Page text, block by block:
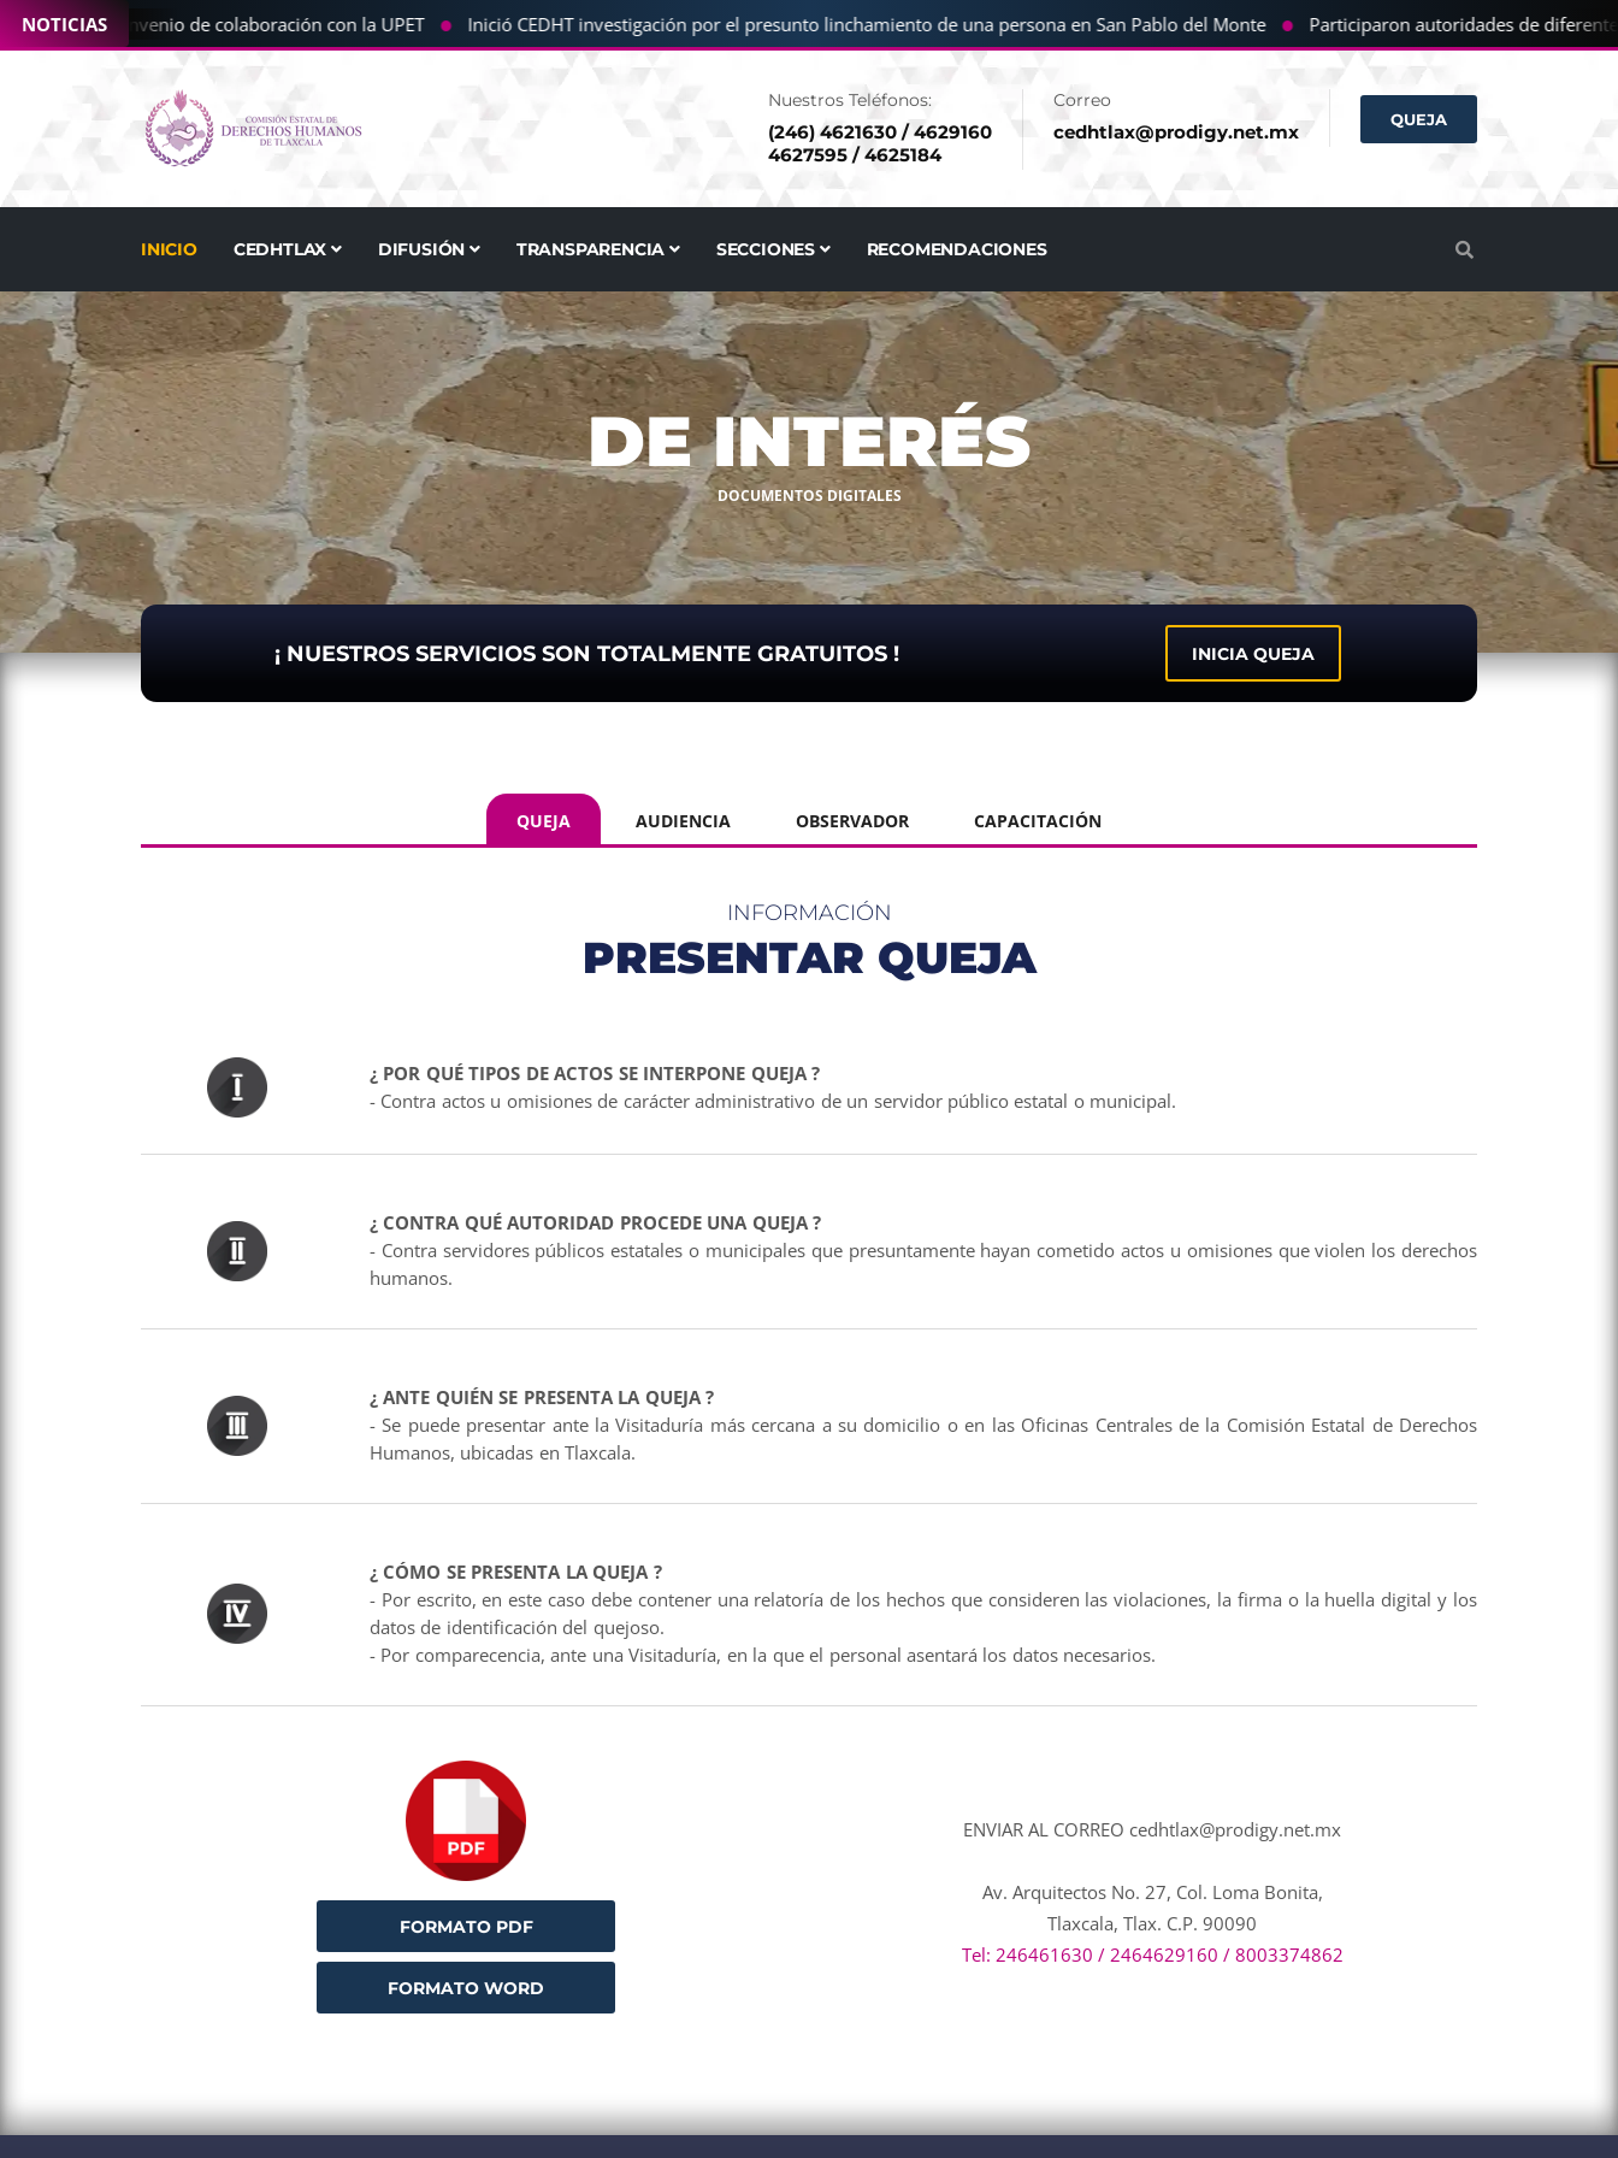
NOTICIAS
CEDHT convenio de colaboración con la UPET ● Inició CEDHT investigación por el presunto linchamiento de una persona en San Pablo del Monte ● Participaron autoridades de diferentes
Nuestros Teléfonos:
(246) 4621630 / 4629160
4627595 / 4625184
Correo
cedhtlax@prodigy.net.mx
QUEJA
INICIO CEDHTLAX DIFUSIÓN TRANSPARENCIA SECCIONES RECOMENDACIONES
DE INTERÉS
DOCUMENTOS DIGITALES
¡ NUESTROS SERVICIOS SON TOTALMENTE GRATUITOS ! INICIA QUEJA
QUEJA AUDIENCIA OBSERVADOR CAPACITACIÓN
INFORMACIÓN
PRESENTAR QUEJA
¿ POR QUÉ TIPOS DE ACTOS SE INTERPONE QUEJA ?
- Contra actos u omisiones de carácter administrativo de un servidor público estatal o municipal.
¿ CONTRA QUÉ AUTORIDAD PROCEDE UNA QUEJA ?
- Contra servidores públicos estatales o municipales que presuntamente hayan cometido actos u omisiones que violen los derechos
humanos.
¿ ANTE QUIÉN SE PRESENTA LA QUEJA ?
- Se puede presentar ante la Visitaduría más cercana a su domicilio o en las Oficinas Centrales de la Comisión Estatal de Derechos
Humanos, ubicadas en Tlaxcala.
¿ CÓMO SE PRESENTA LA QUEJA ?
- Por escrito, en este caso debe contener una relatoría de los hechos que consideren las violaciones, la firma o la huella digital y los
datos de identificación del quejoso.
- Por comparecencia, ante una Visitaduría, en la que el personal asentará los datos necesarios.
FORMATO PDF
FORMATO WORD
ENVIAR AL CORREO cedhtlax@prodigy.net.mx
Av. Arquitectos No. 27, Col. Loma Bonita,
Tlaxcala, Tlax. C.P. 90090
Tel: 246461630 / 2464629160 / 8003374862